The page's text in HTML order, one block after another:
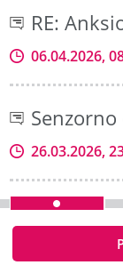
RE:
06.04.2026,
26.03.2026,